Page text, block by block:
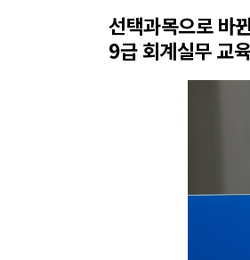
선택과목으로 바
9급 회계실무 교